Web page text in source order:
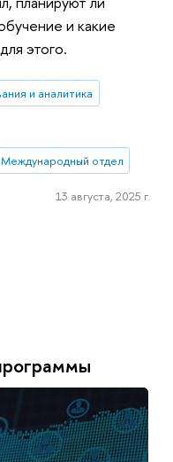
и какие
этого.
и аналитика
Международный отдел
13 августа, 2025 г.